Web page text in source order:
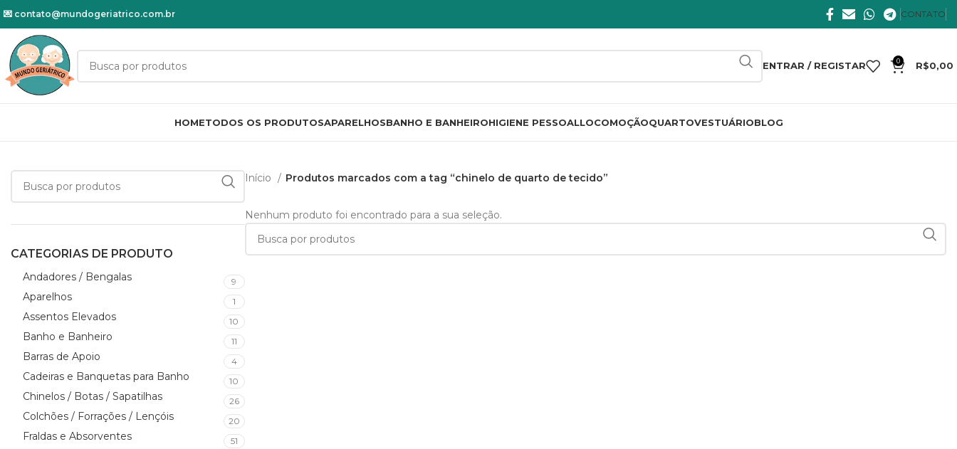
💌 contato@mundogeriatrico.com.br CONTATO
ENTRAR / REGISTAR 0 R$0,00
HOMETODOS OS PRODUTOSAPARELHOSBANHO E BANHEIROHIGIENE PESSOALLOCOMOÇÃOQUARTOVESTUÁRIOBLOG
CATEGORIAS DE PRODUTO
Andadores / Bengalas 9
Aparelhos 1
Assentos Elevados 10
Banho e Banheiro 11
Barras de Apoio 4
Cadeiras e Banquetas para Banho 10
Chinelos / Botas / Sapatilhas 26
Colchões / Forrações / Lençóis 20
Fraldas e Absorventes 51
Início Produtos marcados com a tag “chinelo de quarto de tecido”
Nenhum produto foi encontrado para a sua seleção.